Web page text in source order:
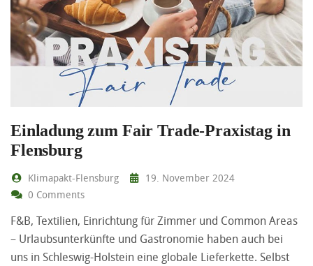
Einladung zum Fair Trade-Praxistag in
Flensburg
Klimapakt-Flensburg
19. November 2024
0 Comments
F&B, Textilien, Einrichtung für Zimmer und Common Areas
– Urlaubsunterkünfte und Gastronomie haben auch bei
uns in Schleswig-Holstein eine globale Lieferkette. Selbst